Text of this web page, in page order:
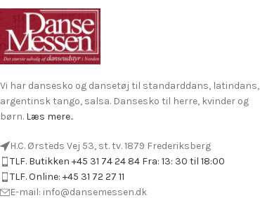
Vi har dansesko og dansetøj til standarddans, latindans,
argentinsk tango, salsa. Dansesko til herre, kvinder og
børn. Læs mere..
H.C. Ørsteds Vej 53, st. tv. 1879 Frederiksberg
TLF. Butikken +45 31 74 24 84 Fra: 13: 30 til 18:00
TLF. Online: +45 31 72 27 11
E-mail: info@dansemessen.dk